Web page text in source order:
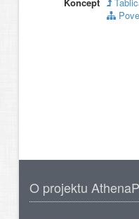
O projektu